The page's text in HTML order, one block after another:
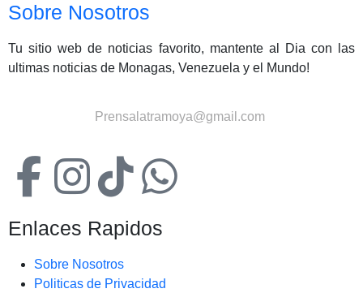
Sobre Nosotros
Tu sitio web de noticias favorito, mantente al Dia con las
ultimas noticias de Monagas, Venezuela y el Mundo!
Prensalatramoya@gmail.com
Enlaces Rapidos
Sobre Nosotros
Politicas de Privacidad